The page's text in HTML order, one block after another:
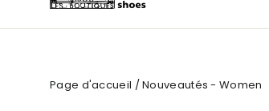
Page d'accueil /Nouveautés - Women